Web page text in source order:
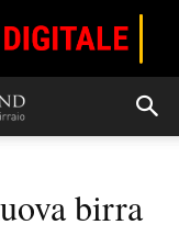
birra